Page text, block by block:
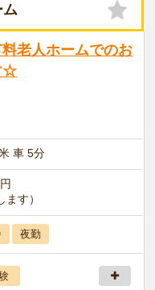
老人ホームでのお
☆
車 5分
ます）
夜勤